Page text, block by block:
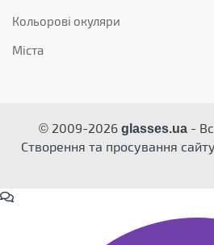
Кольорові окуляри
Міста
© 2009-2026 glasses.ua -
Створення та просування сайту